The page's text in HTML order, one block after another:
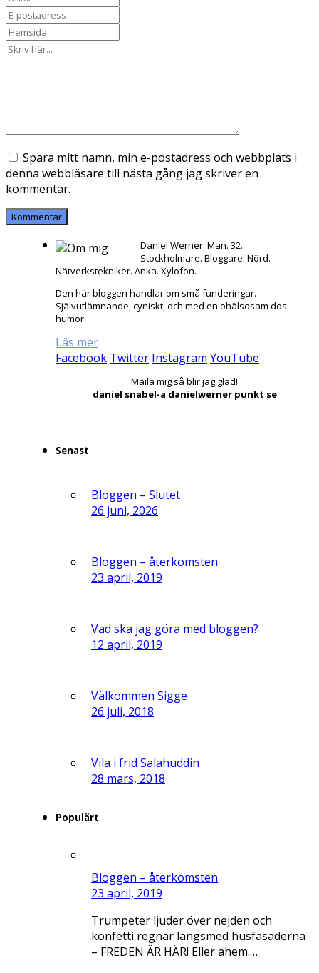
Spara mitt namn, min e-postadress och webbplats i
denna webbläsare till nästa gång jag skriver en
kommentar.
Daniel Werner. Man. 32.
Stockholmare. Bloggare. Nörd.
Nätverkstekniker. Anka. Xylofon.
Den här bloggen handlar om små funderingar.
Självutlämnande, cyniskt, och med en ohälsosam dos
humor.
Läs mer
Facebook Twitter Instagram YouTube
Maila mig så blir jag glad!
daniel snabel-a danielwerner punkt se
Senast
Bloggen – Slutet
26 juni, 2026
Bloggen – återkomsten
23 april, 2019
Vad ska jag göra med bloggen?
12 april, 2019
Välkommen Sigge
26 juli, 2018
Vila i frid Salahuddin
28 mars, 2018
Populärt
Bloggen – återkomsten
23 april, 2019
Trumpeter ljuder över nejden och
konfetti regnar längsmed husfasaderna
– FREDEN ÄR HÄR! Eller ahem.…